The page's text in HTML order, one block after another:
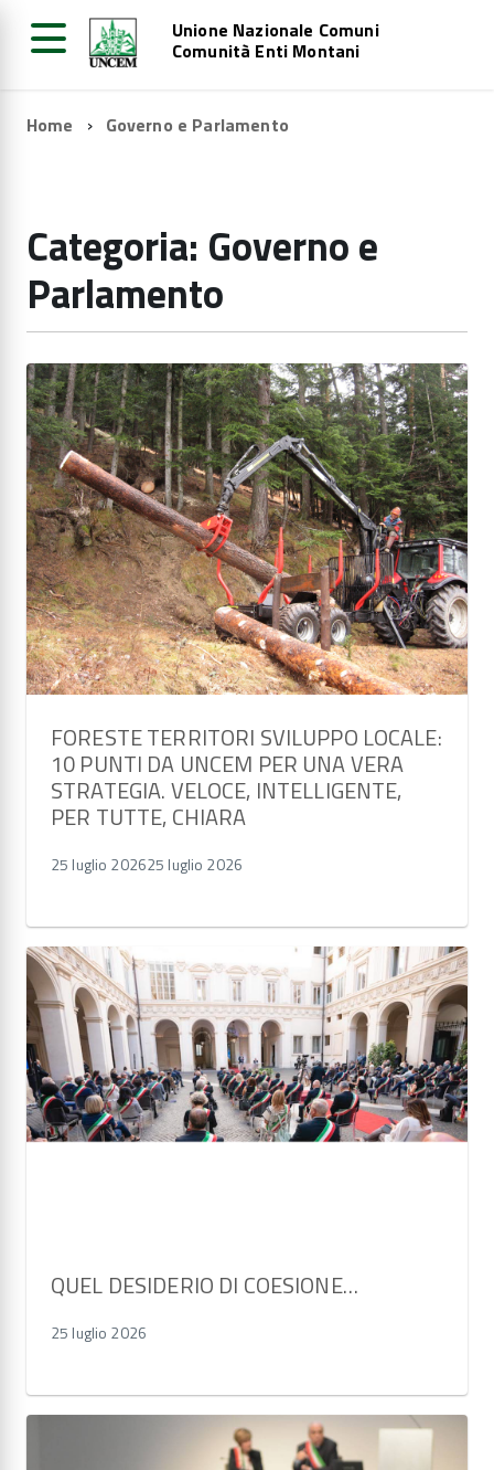
Unione Nazionale Comuni
Comunità Enti Montani
Home Governo e Parlamento
Categoria: Governo e
Parlamento
FORESTE TERRITORI SVILUPPO LOCALE:
10 PUNTI DA UNCEM PER UNA VERA
STRATEGIA. VELOCE, INTELLIGENTE,
PER TUTTE, CHIARA
25 luglio 202625 luglio 2026
QUEL DESIDERIO DI COESIONE…
25 luglio 2026